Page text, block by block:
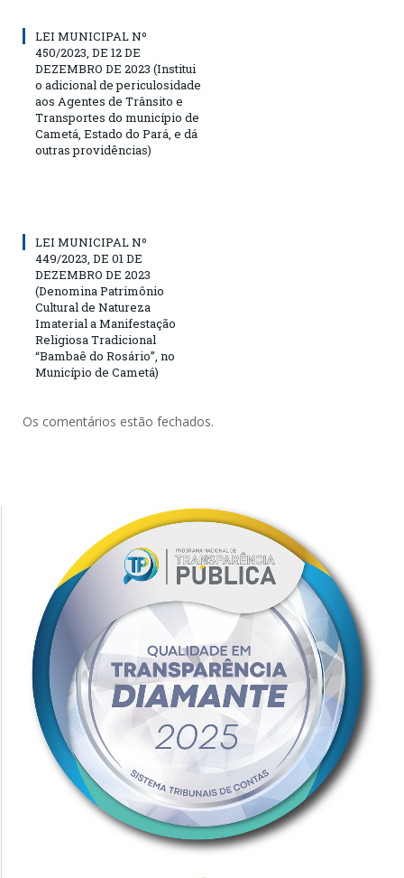
LEI MUNICIPAL Nº
450/2023, DE 12 DE
DEZEMBRO DE 2023 (Institui
o adicional de periculosidade
aos Agentes de Trânsito e
Transportes do município de
Cametá, Estado do Pará, e dá
outras providências)
LEI MUNICIPAL Nº
449/2023, DE 01 DE
DEZEMBRO DE 2023
(Denomina Patrimônio
Cultural de Natureza
Imaterial a Manifestação
Religiosa Tradicional
“Bambaê do Rosário”, no
Município de Cametá)
Os comentários estão fechados.